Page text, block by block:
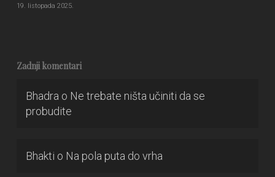
19. listopada 2025.
Zadnji komentari
Bhadra o Ne trebate ništa učiniti da se
probudite
Bhakti o Na pola puta do vrha